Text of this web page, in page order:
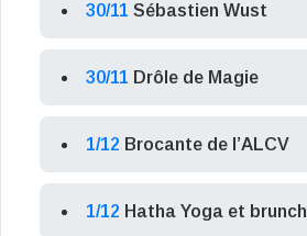
30/11 Sébastien Wust
30/11 Drôle de Magie
1/12 Brocante de l’ALCV
1/12 Hatha Yoga et brunch